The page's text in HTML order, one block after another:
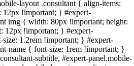
layout .consultant { align-items:
12px !important; } #expert-
img { width: 80px !important; height:
12px !important; } #expert-
1.2rem !important; } #expert-
name { font-size: 1rem !important; }
subtitle, #expert-panel.mobile-